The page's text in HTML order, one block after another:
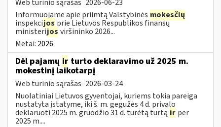
Web turinio sąrašas 2026-06-23
Informuojame apie priimtą Valstybinės mokesčių
inspekcijos prie Lietuvos Respublikos finansų
ministerijos viršininko 2026...
Metai: 2026
Dėl pajamų ir turto deklaravimo už 2025 m.
mokestinį laikotarpį
Web turinio sąrašas 2026-03-24
Nuolatiniai Lietuvos gyventojai, kuriems tokia pareiga
nustatyta įstatyme, iki š. m. gegužės 4 d. privalo
deklaruoti 2025 m. gruodžio 31 d. turėtą turtą ir per
2025 m....